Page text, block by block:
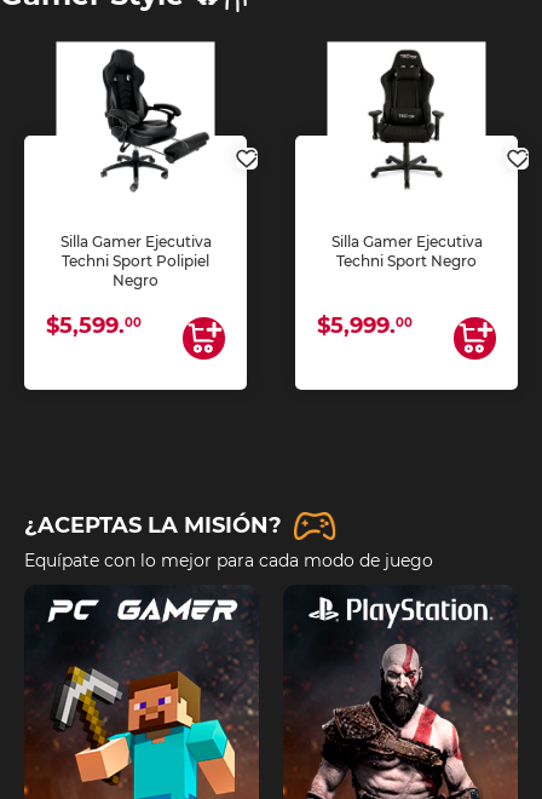
Silla Gamer Ejecutiva
Techni Sport Polipiel
Negro
$5,599.00
Silla Gamer Ejecutiva
Techni Sport Negro
$5,999.00
¿ACEPTAS LA MISIÓN?
Equípate con lo mejor para cada modo de juego